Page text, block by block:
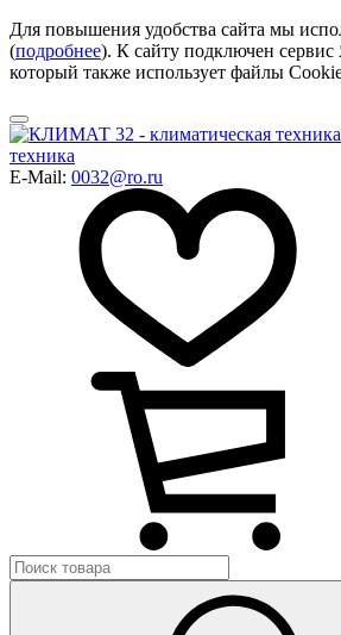
Для повышения удобства сайта мы
(подробнее). К сайту подключен
который также использует файлы
техника
E-Mail: 0032@ro.ru